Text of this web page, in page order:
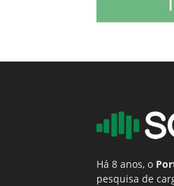
Há 8 anos, o
pesquisa de